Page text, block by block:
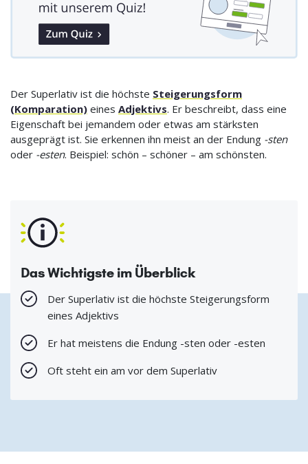
Der Superlativ ist die höchste Steigerungsform
(Komparation) eines Adjektivs. Er beschreibt, dass eine
Eigenschaft bei jemandem oder etwas am stärksten
ausgeprägt ist. Sie erkennen ihn meist an der Endung -sten
oder -esten. Beispiel: schön – schöner – am schönsten.
Das Wichtigste im Überblick
Der Superlativ ist die höchste Steigerungsform
eines Adjektivs
Er hat meistens die Endung -sten oder -esten
Oft steht ein am vor dem Superlativ